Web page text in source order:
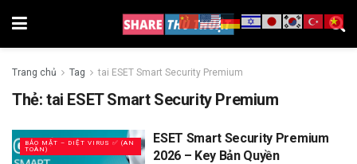
Trang chủ Tag tai ESET Smart Security Premium
Thẻ:tai ESET Smart Security Premium
BẢO MẬT – DIỆT VIRUS ✅ (AN
TOÀN)
ESET Smart Security Premium
2026 – Key Bản Quyền